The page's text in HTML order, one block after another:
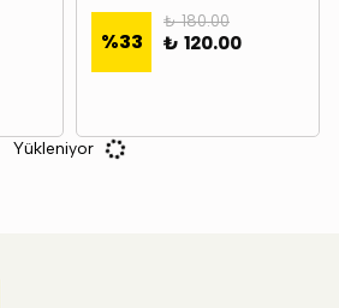
%33
₺ 180.00
₺ 120.00
Yükleniyor